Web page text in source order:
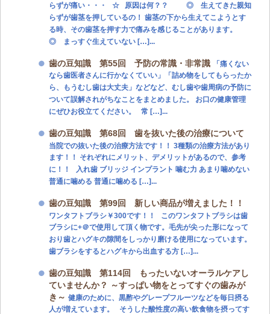
らずが痛い・・・ ☆ 原因は何？？ ◎ 生えてきた親知
らずが歯茎を押しているの！ 歯茎の下から生えてこようとす
る時、その歯茎を押す力で痛みを感じることがあります。
◎ まっすぐ生えていない […]...
歯の豆知識 第55回 予防の常識・非常識 「痛くない
なら歯医者さんに行かなくていい」「詰め物をしてもらったか
ら、もうむし歯は大丈夫」などなど、むし歯や歯周病の予防に
ついて誤解されがちなことをまとめました。 お口の健康管理
にぜひお役立てください。 常 […]...
歯の豆知識 第68回 歯を抜いた後の治療について
当院での抜いた後の治療方法です！！ 3種類の治療方法があり
ます！！ それぞれにメリット、デメリットがあるので、参考
に！！ 入れ歯 ブリッジ インプラント 噛む力 あまり噛めない
普通に噛める 普通に噛める […]...
歯の豆知識 第99回 新しい商品が増えました！！
ワンタフトブラシ￥300です！！ このワンタフトブラシは歯
ブラシに+＠で使用して頂く物です。毛先が尖った形になって
おり歯とハグキの隙間をしっかり磨ける使用になっています。
歯ブラシをするとハグキから出血する方 […]...
歯の豆知識 第114回 もったいないオーラルケアし
ていませんか？ ～すっぱい物をとってすぐの歯みが
き～ 健康のために、黒酢やグレープフルーツなどを毎日摂る
人が増えています。 そうした酸性度の高い飲食物を摂ってす